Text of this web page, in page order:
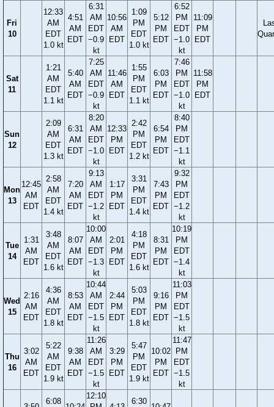
Fri
10
12:33
AM
EDT
1.0 kt
4:51
AM
EDT
6:31
AM
EDT
−0.9
kt
10:56
AM
EDT
1:09
PM
EDT
1.0 kt
5:12
PM
EDT
6:52
PM
EDT
−1.0
kt
11:09
PM
EDT
Sat
11
1:21
AM
EDT
1.1 kt
5:40
AM
EDT
7:25
AM
EDT
−0.9
kt
11:46
AM
EDT
1:55
PM
EDT
1.1 kt
6:03
PM
EDT
7:46
PM
EDT
−1.0
kt
11:58
PM
EDT
Sun
12
2:09
AM
EDT
1.3 kt
6:31
AM
EDT
8:20
AM
EDT
−1.0
kt
12:33
PM
EDT
2:42
PM
EDT
1.2 kt
6:54
PM
EDT
8:40
PM
EDT
−1.1
kt
Mon
13
12:45
AM
EDT
2:58
AM
EDT
1.4 kt
7:20
AM
EDT
9:13
AM
EDT
−1.2
kt
1:17
PM
EDT
3:31
PM
EDT
1.4 kt
7:43
PM
EDT
9:32
PM
EDT
−1.2
kt
Tue
14
1:31
AM
EDT
3:48
AM
EDT
1.6 kt
8:07
AM
EDT
10:00
AM
EDT
−1.3
kt
2:01
PM
EDT
4:18
PM
EDT
1.6 kt
8:31
PM
EDT
10:19
PM
EDT
−1.4
kt
Wed
15
2:16
AM
EDT
4:36
AM
EDT
1.8 kt
8:53
AM
EDT
10:44
AM
EDT
−1.5
kt
2:44
PM
EDT
5:03
PM
EDT
1.8 kt
9:16
PM
EDT
11:03
PM
EDT
−1.5
kt
Thu
16
3:02
AM
EDT
5:22
AM
EDT
1.9 kt
9:38
AM
EDT
11:26
AM
EDT
−1.5
kt
3:29
PM
EDT
5:47
PM
EDT
1.9 kt
10:02
PM
EDT
11:47
PM
EDT
−1.5
kt
6:08
12:10
6:30